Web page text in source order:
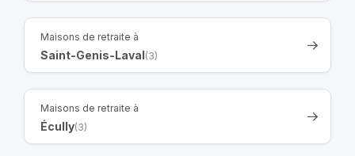
Maisons de retraite à
Saint-Genis-Laval(3)
Maisons de retraite à
Écully(3)